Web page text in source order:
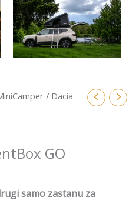
/ Dacia
GO
samo zastanu za